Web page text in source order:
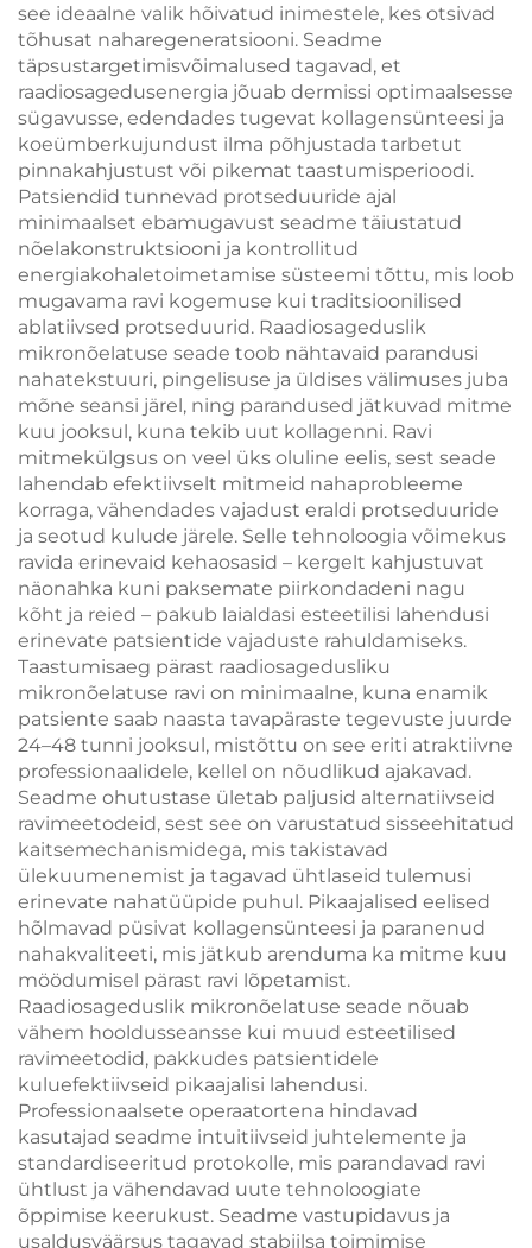
see ideaalne valik hõivatud inimestele, kes otsivad
tõhusat naharegeneratsiooni. Seadme
täpsustargetimisvõimalused tagavad, et
raadiosagedusenergia jõuab dermissi optimaalsesse
sügavusse, edendades tugevat kollagensünteesi ja
koeümberkujundust ilma põhjustada tarbetut
pinnakahjustust või pikemat taastumisperioodi.
Patsiendid tunnevad protseduuride ajal
minimaalset ebamugavust seadme täiustatud
nõelakonstruktsiooni ja kontrollitud
energiakohaletoimetamise süsteemi tõttu, mis loob
mugavama ravi kogemuse kui traditsioonilised
ablatiivsed protseduurid. Raadiosageduslik
mikronõelatuse seade toob nähtavaid parandusi
nahatekstuuri, pingelisuse ja üldises välimuses juba
mõne seansi järel, ning parandused jätkuvad mitme
kuu jooksul, kuna tekib uut kollagenni. Ravi
mitmekülgsus on veel üks oluline eelis, sest seade
lahendab efektiivselt mitmeid nahaprobleeme
korraga, vähendades vajadust eraldi protseduuride
ja seotud kulude järele. Selle tehnoloogia võimekus
ravida erinevaid kehaosasid – kergelt kahjustuvat
näonahka kuni paksemate piirkondadeni nagu
kõht ja reied – pakub laialdasi esteetilisi lahendusi
erinevate patsientide vajaduste rahuldamiseks.
Taastumisaeg pärast raadiosagedusliku
mikronõelatuse ravi on minimaalne, kuna enamik
patsiente saab naasta tavapäraste tegevuste juurde
24–48 tunni jooksul, mistõttu on see eriti atraktiivne
professionaalidele, kellel on nõudlikud ajakavad.
Seadme ohutustase ületab paljusid alternatiivseid
ravimeetodeid, sest see on varustatud sisseehitatud
kaitsemechanismidega, mis takistavad
ülekuumenemist ja tagavad ühtlaseid tulemusi
erinevate nahatüüpide puhul. Pikaajalised eelised
hõlmavad püsivat kollagensünteesi ja paranenud
nahakvaliteeti, mis jätkub arenduma ka mitme kuu
möödumisel pärast ravi lõpetamist.
Raadiosageduslik mikronõelatuse seade nõuab
vähem hooldusseansse kui muud esteetilised
ravimeetodid, pakkudes patsientidele
kuluefektiivseid pikaajalisi lahendusi.
Professionaalsete operaatortena hindavad
kasutajad seadme intuitiivseid juhtelemente ja
standardiseeritud protokolle, mis parandavad ravi
ühtlust ja vähendavad uute tehnoloogiate
õppimise keerukust. Seadme vastupidavus ja
usaldusväärsus tagavad stabiilsa toimimise